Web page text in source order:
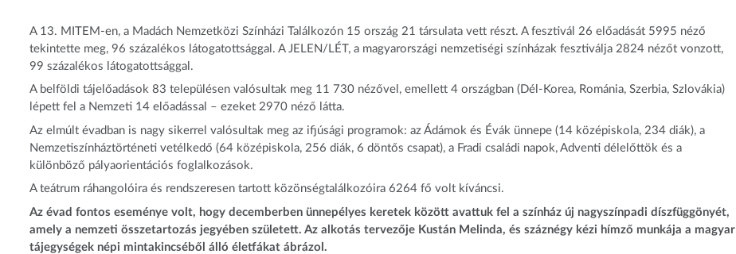
A 13. MITEM-en, a Madách Nemzetközi Színházi Találkozón 15 ország 21 társulata vett részt. A fesztivál 26 előadását 5995 néző
tekintette meg, 96 százalékos látogatottsággal. A JELEN/LÉT, a magyarországi nemzetiségi színházak fesztiválja 2824 nézőt vonzott,
99 százalékos látogatottsággal.
A belföldi tájelőadások 83 településen valósultak meg 11 730 nézővel, emellett 4 országban (Dél-Korea, Románia, Szerbia, Szlovákia)
lépett fel a Nemzeti 14 előadással – ezeket 2970 néző látta.
Az elmúlt évadban is nagy sikerrel valósultak meg az ifjúsági programok: az Ádámok és Évák ünnepe (14 középiskola, 234 diák), a
Nemzetiszínháztörténeti vetélkedő (64 középiskola, 256 diák, 6 döntős csapat), a Fradi családi napok, Adventi délelőttök és a
különböző pályaorientációs foglalkozások.
A teátrum ráhangolóira és rendszeresen tartott közönségtalálkozóira 6264 fő volt kíváncsi.
Az évad fontos eseménye volt, hogy decemberben ünnepélyes keretek között avattuk fel a színház új nagyszínpadi díszfüggönyét,
amely a nemzeti összetartozás jegyében született. Az alkotás tervezője Kustán Melinda, és száznégy kézi hímző munkája a magyar
tájegységek népi mintakincséből álló életfákat ábrázol.